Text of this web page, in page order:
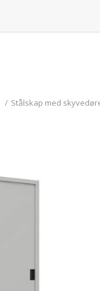
/ Stålskap med